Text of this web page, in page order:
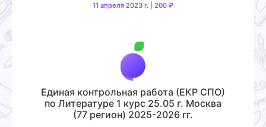
11 апреля 2023 г. | 200 ₽
Единая контрольная работа (ЕКР СПО)
по Литературе 1 курс 25.05 г. Москва
(77 регион) 2025-2026 гг.